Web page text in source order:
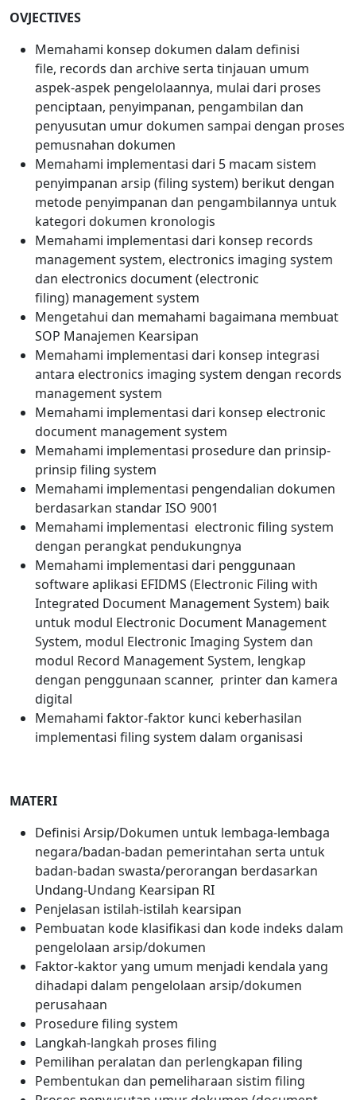
OVJECTIVES
Memahami konsep dokumen dalam definisi
file, records dan archiveserta tinjauan umum
aspek-aspek pengelolaannya, mulai dari proses
penciptaan, penyimpanan, pengambilan dan
penyusutan umur dokumen sampai dengan proses
pemusnahan dokumen
Memahami implementasi dari 5 macam sistem
penyimpanan arsip (filing system) berikut dengan
metode penyimpanan dan pengambilannya untuk
kategori dokumen kronologis
Memahami implementasi dari konsep records
management system, electronics imaging system
dan electronics document (electronic
filing) management system
Mengetahui dan memahami bagaimana membuat
SOP Manajemen Kearsipan
Memahami implementasi dari konsep integrasi
antara electronics imaging system dengan records
management system
Memahami implementasi dari konsep electronic
document management system
Memahami implementasi prosedure dan prinsip-
prinsip filing system
Memahami implementasi pengendalian dokumen
berdasarkan standar ISO 9001
Memahami implementasi electronic filing system
dengan perangkat pendukungnya
Memahami implementasi dari penggunaan
software aplikasi EFIDMS (Electronic Filing with
Integrated Document Management System) baik
untuk modul Electronic Document Management
System, modul Electronic Imaging System dan
modul Record Management System, lengkap
dengan penggunaan scanner, printer dan kamera
digital
Memahami faktor-faktor kunci keberhasilan
implementasi filing system dalam organisasi
MATERI
Definisi Arsip/Dokumen untuk lembaga-lembaga
negara/badan-badan pemerintahan serta untuk
badan-badan swasta/perorangan berdasarkan
Undang-Undang Kearsipan RI
Penjelasan istilah-istilah kearsipan
Pembuatan kode klasifikasi dan kode indeks dalam
pengelolaan arsip/dokumen
Faktor-kaktor yang umum menjadi kendala yang
dihadapi dalam pengelolaan arsip/dokumen
perusahaan
Prosedure filing system
Langkah-langkah proses filing
Pemilihan peralatan dan perlengkapan filing
Pembentukan dan pemeliharaan sistim filing